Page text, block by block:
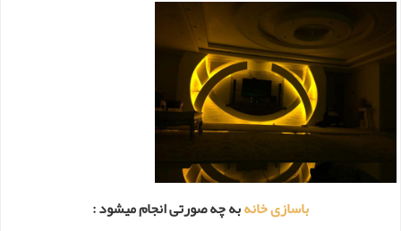
باسازی خانهبه چه صورتی انجام میشود :